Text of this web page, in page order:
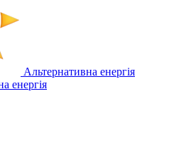
Альтернативна енергія
енергія